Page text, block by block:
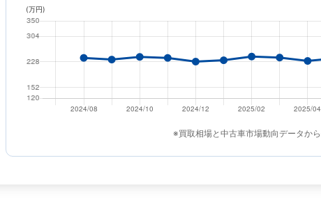
※買取相場と中古車市場動向データか